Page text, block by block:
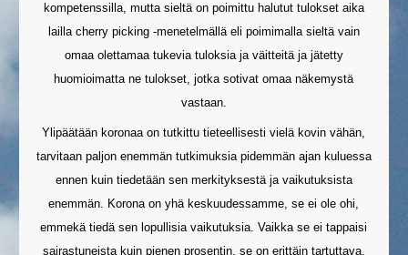
kompetenssilla, mutta sieltä on poimittu halutut tulokset aika
lailla cherry picking -menetelmällä eli poimimalla sieltä vain
omaa olettamaa tukevia tuloksia ja väitteitä ja jätetty
huomioimatta ne tulokset, jotka sotivat omaa näkemystä
vastaan.
Ylipäätään koronaa on tutkittu tieteellisesti vielä kovin vähän,
tarvitaan paljon enemmän tutkimuksia pidemmän ajan kuluessa
ennen kuin tiedetään sen merkityksestä ja vaikutuksista
enemmän. Korona on yhä keskuudessamme, se ei ole ohi,
emmekä tiedä sen lopullisia vaikutuksia. Vaikka se ei tappaisi
sairastuneista kuin pienen prosentin, se on erittäin tartuttava,